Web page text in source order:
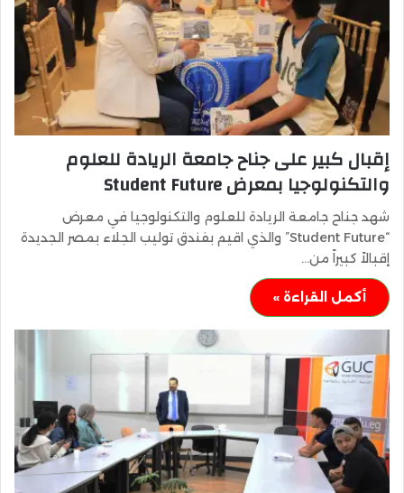
إقبال كبير على جناح جامعة الريادة للعلوم
والتكنولوجيا بمعرض Student Future
​شهد جناح جامعة الريادة للعلوم والتكنولوجيا في معرض
“Student Future” والذي اقيم بفندق توليب الجلاء بمصر الجديدة
إقبالاً كبيراً من…
أكمل القراءة »